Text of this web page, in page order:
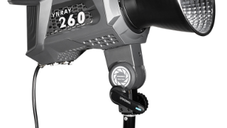
闪光灯
无线引闪系统
电源及配件
走进我们